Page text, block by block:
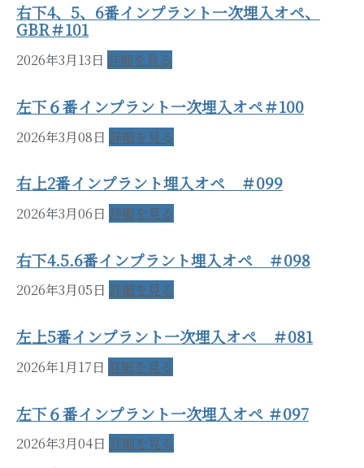
右下4、5、6番インプラント一次埋入オペ、
GBR＃101
2026年3月13日 詳細を見る
左下６番インプラント一次埋入オペ＃100
2026年3月08日 詳細を見る
右上2番インプラント埋入オペ ＃099
2026年3月06日 詳細を見る
右下4.5.6番インプラント埋入オペ ＃098
2026年3月05日 詳細を見る
左上5番インプラント一次埋入オペ ＃081
2026年1月17日 詳細を見る
左下６番インプラント一次埋入オペ ＃097
2026年3月04日 詳細を見る